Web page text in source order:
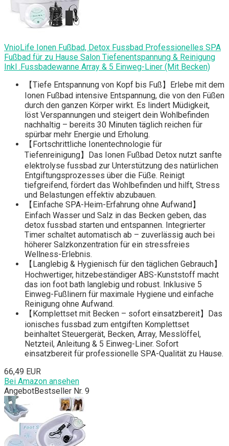
VnioLife Ionen Fußbad, Detox Fussbad Professionelles SPA
Fußbad für zu Hause Salon Tiefenentspannung & Reinigung
Inkl .Fussbadewanne Array & 5 Einweg-Liner (Mit Becken)
【Tiefe Entspannung von Kopf bis Fuß】Erlebe mit dem
Ionen Fußbad intensive Entspannung, die von den Füßen
durch den ganzen Körper wirkt. Es lindert Müdigkeit,
löst Verspannungen und steigert dein Wohlbefinden
nachhaltig – bereits 30 Minuten täglich reichen für
spürbar mehr Energie und Erholung.
【Fortschrittliche Ionentechnologie für
Tiefenreinigung】Das Ionen Fußbad Detox nutzt sanfte
elektrolyse fussbad zur Unterstützung des natürlichen
Entgiftungsprozesses über die Füße. Reinigt
tiefgreifend, fördert das Wohlbefinden und hilft, Stress
und Belastungen effektiv abzubauen.
【Einfache SPA-Heim-Erfahrung ohne Aufwand】
Einfach Wasser und Salz in das Becken geben, das
detox fussbad starten und entspannen. Integrierter
Timer schaltet automatisch ab – zuverlässig auch bei
höherer Salzkonzentration für ein stressfreies
Wellness-Erlebnis.
【Langlebig & Hygienisch für den täglichen Gebrauch】
Hochwertiger, hitzebeständiger ABS-Kunststoff macht
das ion foot bath langlebig und robust. Inklusive 5
Einweg-Fußlinern für maximale Hygiene und einfache
Reinigung ohne Aufwand.
【Komplettset mit Becken – sofort einsatzbereit】Das
ionisches fussbad zum entgiften Komplettset
beinhaltet Steuergerät, Becken, Array, Messlöffel,
Netzteil, Anleitung & 5 Einweg-Liner. Sofort
einsatzbereit für professionelle SPA-Qualität zu Hause.
66,49 EUR
Bei Amazon ansehen
AngebotBestseller Nr. 9